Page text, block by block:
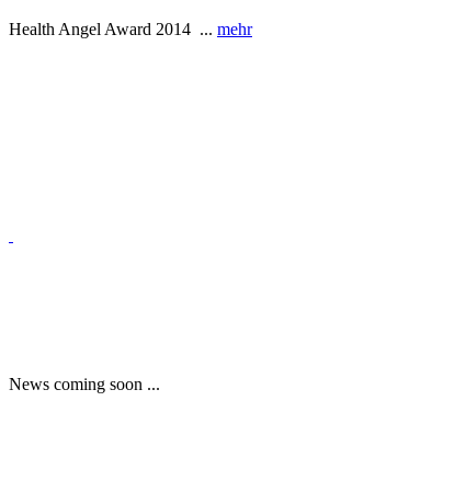
Health Angel Award 2014 ... mehr
News coming soon ...